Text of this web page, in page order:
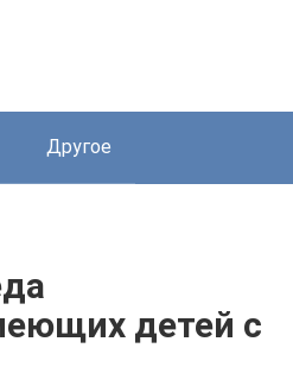
Другое
детей с